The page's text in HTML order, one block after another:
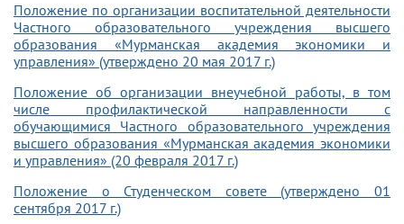
Положение по организации воспитательной деятельности
Частного образовательного учреждения высшего
образования «Мурманская академия экономики и
управления» (утверждено 20 мая 2017 г.)
Положение об организации внеучебной работы, в том
числе профилактической направленности с
обучающимися Частного образовательного учреждения
высшего образования «Мурманская академия экономики
и управления» (20 февраля 2017 г.)
Положение о Студенческом совете (утверждено 01
сентября 2017 г.)